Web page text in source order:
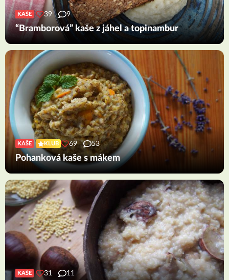
KAŠE 39 9
“Bramborová” kaše z jáhel a topinambur
KAŠE KLUB 69 53
Pohanková kaše s mákem
KAŠE 31 11